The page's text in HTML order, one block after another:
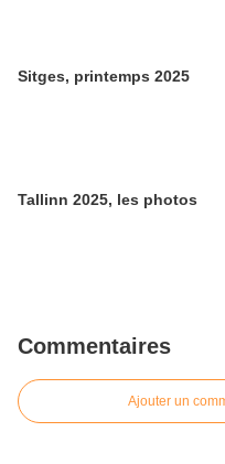
Sitges, printemps 2025
Tallinn 2025, les photos
Commentaires
Ajouter un